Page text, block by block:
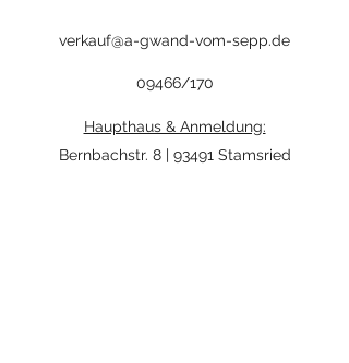
verkauf@a-gwand-vom-sepp.de
09466/170
Haupthaus & Anmeldung:
Bernbachstr. 8 | 93491 Stamsried